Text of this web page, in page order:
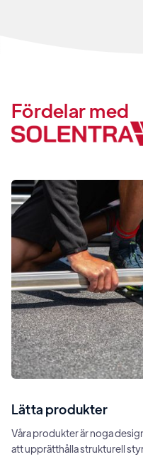
Fördelar med
Lätta produkter
Våra produkter är noga
att upprätthålla strukturell